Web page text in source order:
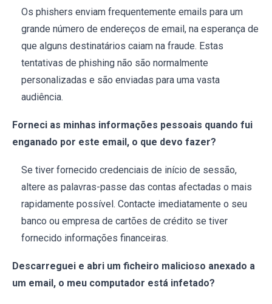
Os phishers enviam frequentemente emails para um
grande número de endereços de email, na esperança de
que alguns destinatários caiam na fraude. Estas
tentativas de phishing não são normalmente
personalizadas e são enviadas para uma vasta
audiência.
Forneci as minhas informações pessoais quando fui
enganado por este email, o que devo fazer?
Se tiver fornecido credenciais de início de sessão,
altere as palavras-passe das contas afectadas o mais
rapidamente possível. Contacte imediatamente o seu
banco ou empresa de cartões de crédito se tiver
fornecido informações financeiras.
Descarreguei e abri um ficheiro malicioso anexado a
um email, o meu computador está infetado?